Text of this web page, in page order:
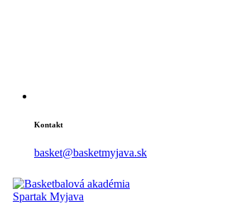
Kontakt
basket@basketmyjava.sk